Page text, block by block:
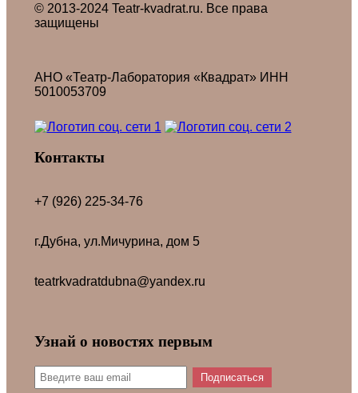
© 2013-2024 Teatr-kvadrat.ru. Все права
защищены
АНО «Театр-Лаборатория «Квадрат» ИНН
5010053709
Контакты
+7 (926) 225-34-76
г.Дубна, ул.Мичурина, дом 5
teatrkvadratdubna@yandex.ru
Узнай о новостях первым
Подписаться